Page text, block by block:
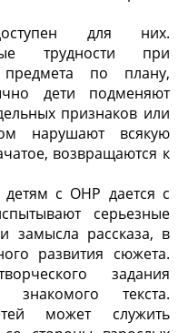
для них.
трудности при
по плану,
дети подменяют
признаков или
нарушают всякую
возвращаются к
детям с ОНР дается с
серьезные
замысла рассказа, в
развития сюжета.
задания
знакомого текста.
может служить